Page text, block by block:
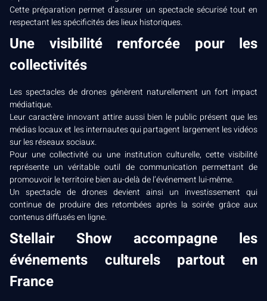
Cette préparation permet d’assurer un spectacle sécurisé tout en
respectant les spécificités des lieux historiques.
Une visibilité renforcée pour les
collectivités
Les spectacles de drones génèrent naturellement un fort impact
médiatique.
Leur caractère innovant attire aussi bien le public présent que les
médias locaux et les internautes qui partagent largement les vidéos
sur les réseaux sociaux.
Pour une collectivité ou une institution culturelle, cette visibilité
représente un véritable outil de communication permettant de
promouvoir le territoire bien au-delà de l’événement lui-même.
Un spectacle de drones devient ainsi un investissement qui
continue de produire des retombées après la soirée grâce aux
contenus diffusés en ligne.
Stellair Show accompagne les
événements culturels partout en
France